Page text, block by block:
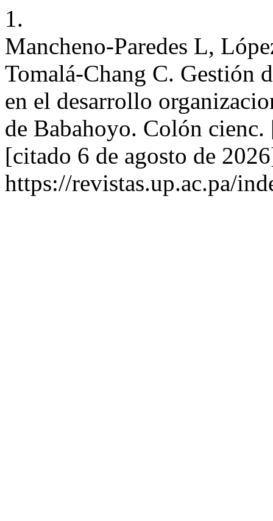
1.
Mancheno-Paredes L,
Tomalá-Chang C. Gestión
en el desarrollo
de Babahoyo. Colón
[citado 6 de agosto de
https://revistas.up.ac.pa/